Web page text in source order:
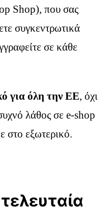
Shop), που σας
συγκεντρωτικά
σε κάθε
για όλη την ΕΕ, όχι
λάθος σε e-shop
στο εξωτερικό.